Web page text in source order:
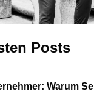
Posts
Warum